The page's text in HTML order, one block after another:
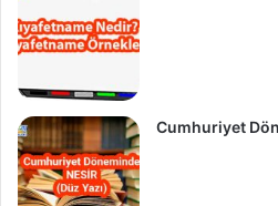
Cumhuriyet